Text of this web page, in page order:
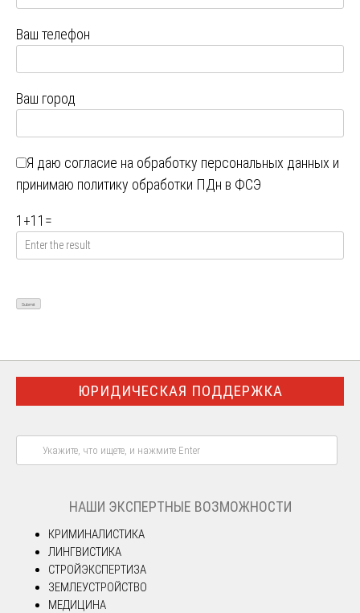
Ваш телефон
Ваш город
Я даю согласие на обработку персональных данных и
принимаю политику обработки ПДн в ФСЭ
1 +11 =
ЮРИДИЧЕСКАЯ ПОДДЕРЖКА
НАШИ ЭКСПЕРТНЫЕ ВОЗМОЖНОСТИ
КРИМИНАЛИСТИКА
ЛИНГВИСТИКА
СТРОЙЭКСПЕРТИЗА
ЗЕМЛЕУСТРОЙСТВО
МЕДИЦИНА